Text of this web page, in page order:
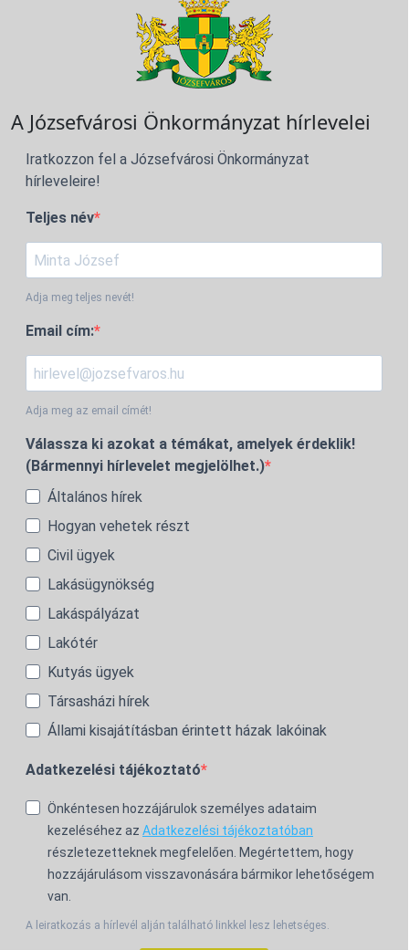
A Józsefvárosi Önkormányzat hírlevelei
Iratkozzon fel a Józsefvárosi Önkormányzat
hírleveleire!
Teljes név
Adja meg teljes nevét!
Email cím:
Adja meg az email címét!
Válassza ki azokat a témákat, amelyek érdeklik!
(Bármennyi hírlevelet megjelölhet.)
Általános hírek
Hogyan vehetek részt
Civil ügyek
Lakásügynökség
Lakáspályázat
Lakótér
Kutyás ügyek
Társasházi hírek
Állami kisajátításban érintett házak lakóinak
Adatkezelési tájékoztató
Önkéntesen hozzájárulok személyes adataim
kezeléséhez az Adatkezelési tájékoztatóban
részletezetteknek megfelelően. Megértettem, hogy
hozzájárulásom visszavonására bármikor lehetőségem
van.
A leiratkozás a hírlevél alján található linkkel lesz lehetséges.